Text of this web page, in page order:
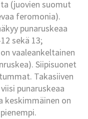
(juovien suomut
feromonia).
punaruskeaa
sekä 13;
vaaleankeltainen
Siipisuonet
Takasiiven
punaruskeaa
keskimmäinen on